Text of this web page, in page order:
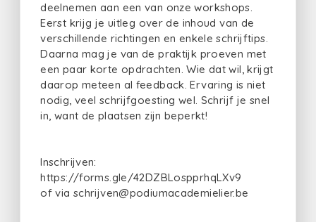
deelnemen aan een van onze workshops.
Eerst krijg je uitleg over de inhoud van de
verschillende richtingen en enkele schrijftips.
Daarna mag je van de praktijk proeven met
een paar korte opdrachten. Wie dat wil, krijgt
daarop meteen al feedback. Ervaring is niet
nodig, veel schrijfgoesting wel. Schrijf je snel
in, want de plaatsen zijn beperkt!
Inschrijven:
https://forms.gle/42DZBLospprhqLXv9
of via schrijven@podiumacademielier.be